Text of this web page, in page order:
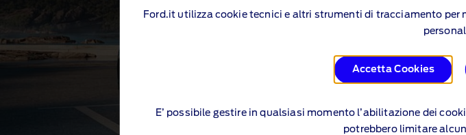
Ford.it utilizza cookie tecnici e altri strumenti di tracciamento
Accetta Cookies
E’ possibile gestire in qualsiasi momento l’abilitazione dei
potrebbero limitare